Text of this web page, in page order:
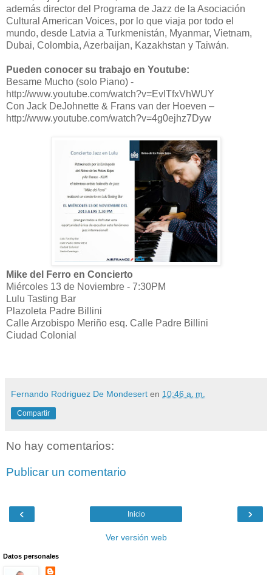
además director del Programa de Jazz de la Asociación
Cultural American Voices, por lo que viaja por todo el
mundo, desde Latvia a Turkmenistán, Myanmar, Vietnam,
Dubai, Colombia, Azerbaijan, Kazakhstan y Taiwán.
Pueden conocer su trabajo en Youtube:
Besame Mucho (solo Piano) -
http://www.youtube.com/watch?v=EvITfxVhWUY
Con Jack DeJohnette & Frans van der Hoeven –
http://www.youtube.com/watch?v=4g0ejhz7Dyw
Mike del Ferro en Concierto
Miércoles 13 de Noviembre - 7:30PM
Lulu Tasting Bar
Plazoleta Padre Billini
Calle Arzobispo Meriño esq. Calle Padre Billini
Ciudad Colonial
Fernando Rodriguez De Mondesert en 10:46 a. m.
Compartir
No hay comentarios:
Publicar un comentario
‹ ›
Inicio
Ver versión web
Datos personales